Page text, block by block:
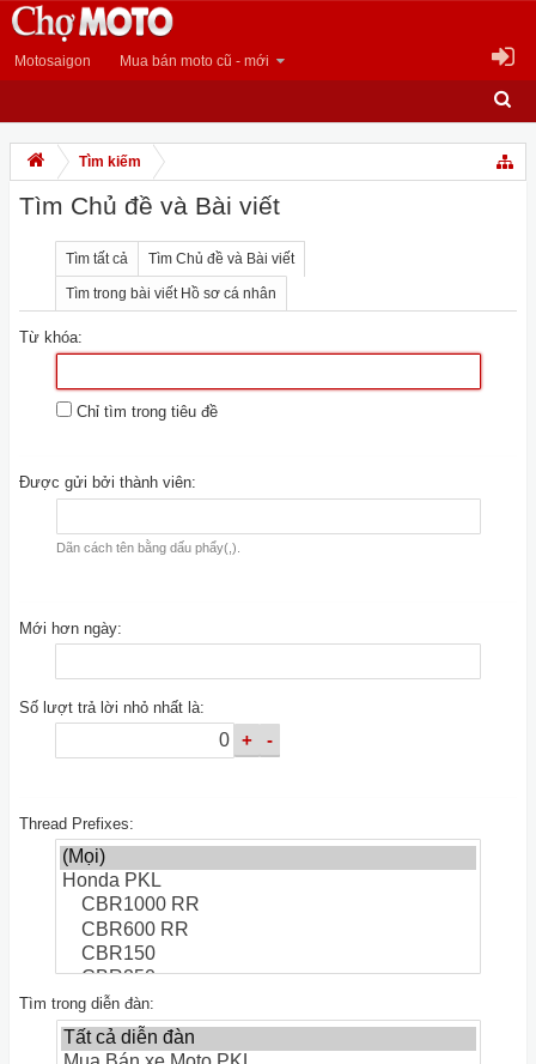
Motosaigon Mua bán moto cũ - mới
Tìm kiếm
Tìm Chủ đề và Bài viết
Tìm tất cả Tìm Chủ đề và Bài viết
Tìm trong bài viết Hồ sơ cá nhân
Từ khóa:
Chỉ tìm trong tiêu đề
Được gửi bởi thành viên:
Dãn cách tên bằng dấu phẩy(,).
Mới hơn ngày:
Số lượt trả lời nhỏ nhất là:
Thread Prefixes:
Tìm trong diễn đàn: